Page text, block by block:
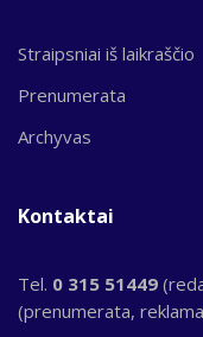
Straipsniai iš laikraščio
Prenumerata
Archyvas
Kontaktai
Tel. 0 315 51449
(prenumerata,